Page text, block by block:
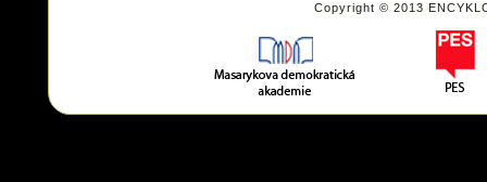
Copyright © 2013